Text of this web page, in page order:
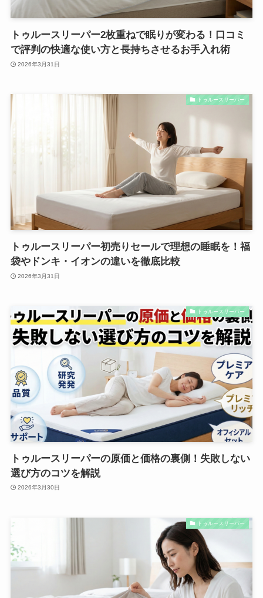
トゥルースリーパー2枚重ねで眠りが変わる！口コミ
で評判の快適な使い方と長持ちさせるお手入れ術
2026年3月31日
トゥルースリーパー
トゥルースリーパー初売りセールで理想の睡眠を！福
袋やドンキ・イオンの違いを徹底比較
2026年3月31日
トゥルースリーパー
トゥルースリーパーの原価と価格の裏側！失敗しない
選び方のコツを解説
2026年3月30日
トゥルースリーパー